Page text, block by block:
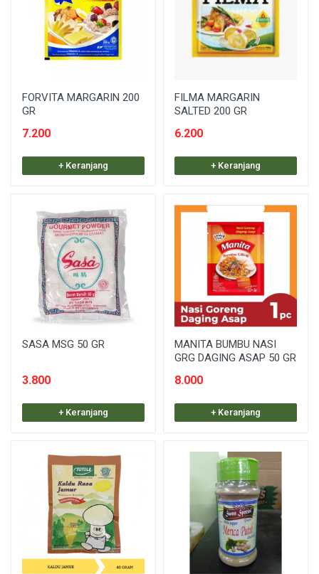
FORVITA MARGARIN 200
GR
7.200
+ Keranjang
FILMA MARGARIN
SALTED 200 GR
6.200
+ Keranjang
SASA MSG 50 GR
3.800
+ Keranjang
MANITA BUMBU NASI
GRG DAGING ASAP 50 GR
8.000
+ Keranjang